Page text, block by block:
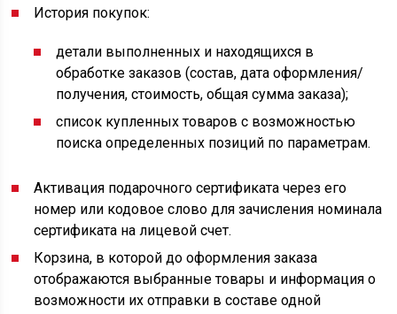
История покупок:
детали выполненных и находящихся в
обработке заказов (состав, дата оформления/
получения, стоимость, общая сумма заказа);
список купленных товаров с возможностью
поиска определенных позиций по параметрам.
Активация подарочного сертификата через его
номер или кодовое слово для зачисления номинала
сертификата на лицевой счет.
Корзина, в которой до оформления заказа
отображаются выбранные товары и информация о
возможности их отправки в составе одной